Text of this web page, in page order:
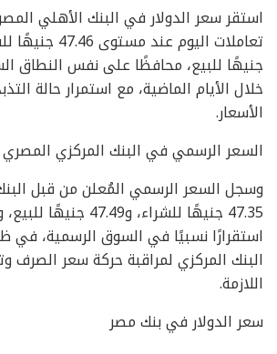
استقر سعر الدولار في البنك الأهلي
جنيهًا للبيع، محافظًا على نفس النطاق
خلال الأيام الماضية، مع استمرار حالة
الأسعار.
السعر الرسمي في البنك المركزي المصري
وسجل السعر الرسمي المُعلن من قبل
47.35 جنيهًا للشراء،
استقرارًا نسبيًا في السوق الرسمية، في
البنك المركزي لمراقبة حركة سعر الصرف
اللازمة.
سعر الدولار في بنك مصر